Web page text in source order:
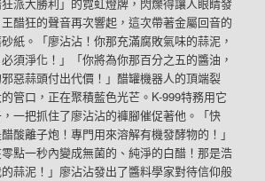
醋狂的聲音再次響起，這次帶著金屬回音的
紙。「廖沾沾！你那充滿腐敗氣味的蒜泥，
須淨化！」「你將為你那百分之五的醬油，
惡蒜頭付出代價！」醋罐機器人的頂端裂
管口，正在聚積藍色光芒。K-999特務用它
一把抓住了廖沾沾的褲腳催促著他。「快
酸離子炮！專門用來溶解有機發酵物的！」
零點一秒內變成無菌的、純淨的白醋！那是浩
蒜泥！」廖沾沾發出了醬料學家對待信仰般